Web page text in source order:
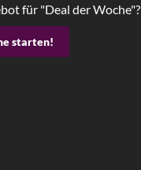
für "Deal der Woche"?
starten!